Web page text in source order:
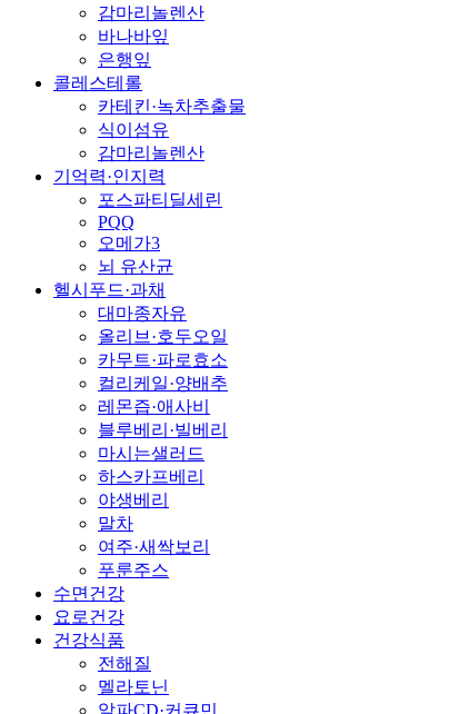
감마리놀렌산
바나바잎
은행잎
콜레스테롤
카테킨·녹차추출물
식이섬유
감마리놀렌산
기억력·인지력
포스파티딜세린
PQQ
오메가3
뇌 유산균
헬시푸드·과채
대마종자유
올리브·호두오일
카무트·파로효소
컬리케일·양배추
레몬즙·애사비
블루베리·빌베리
마시는샐러드
하스카프베리
야생베리
말차
여주·새싹보리
푸룬주스
수면건강
요로건강
건강식품
전해질
멜라토닌
알파CD·커큐민